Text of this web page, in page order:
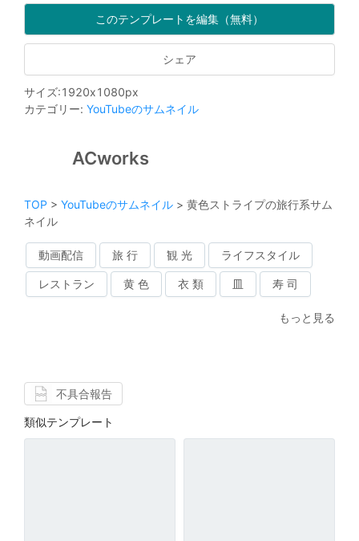
このテンプレートを編集（無料）
シェア
サイズ:1920x1080px
カテゴリー: YouTubeのサムネイル
ACworks
TOP > YouTubeのサムネイル > 黄色ストライプの旅行系サム
ネイル
動画配信 旅 行 観 光 ライフスタイル
レストラン 黄 色 衣 類 皿 寿 司
もっと見る
不具合報告
類似テンプレート